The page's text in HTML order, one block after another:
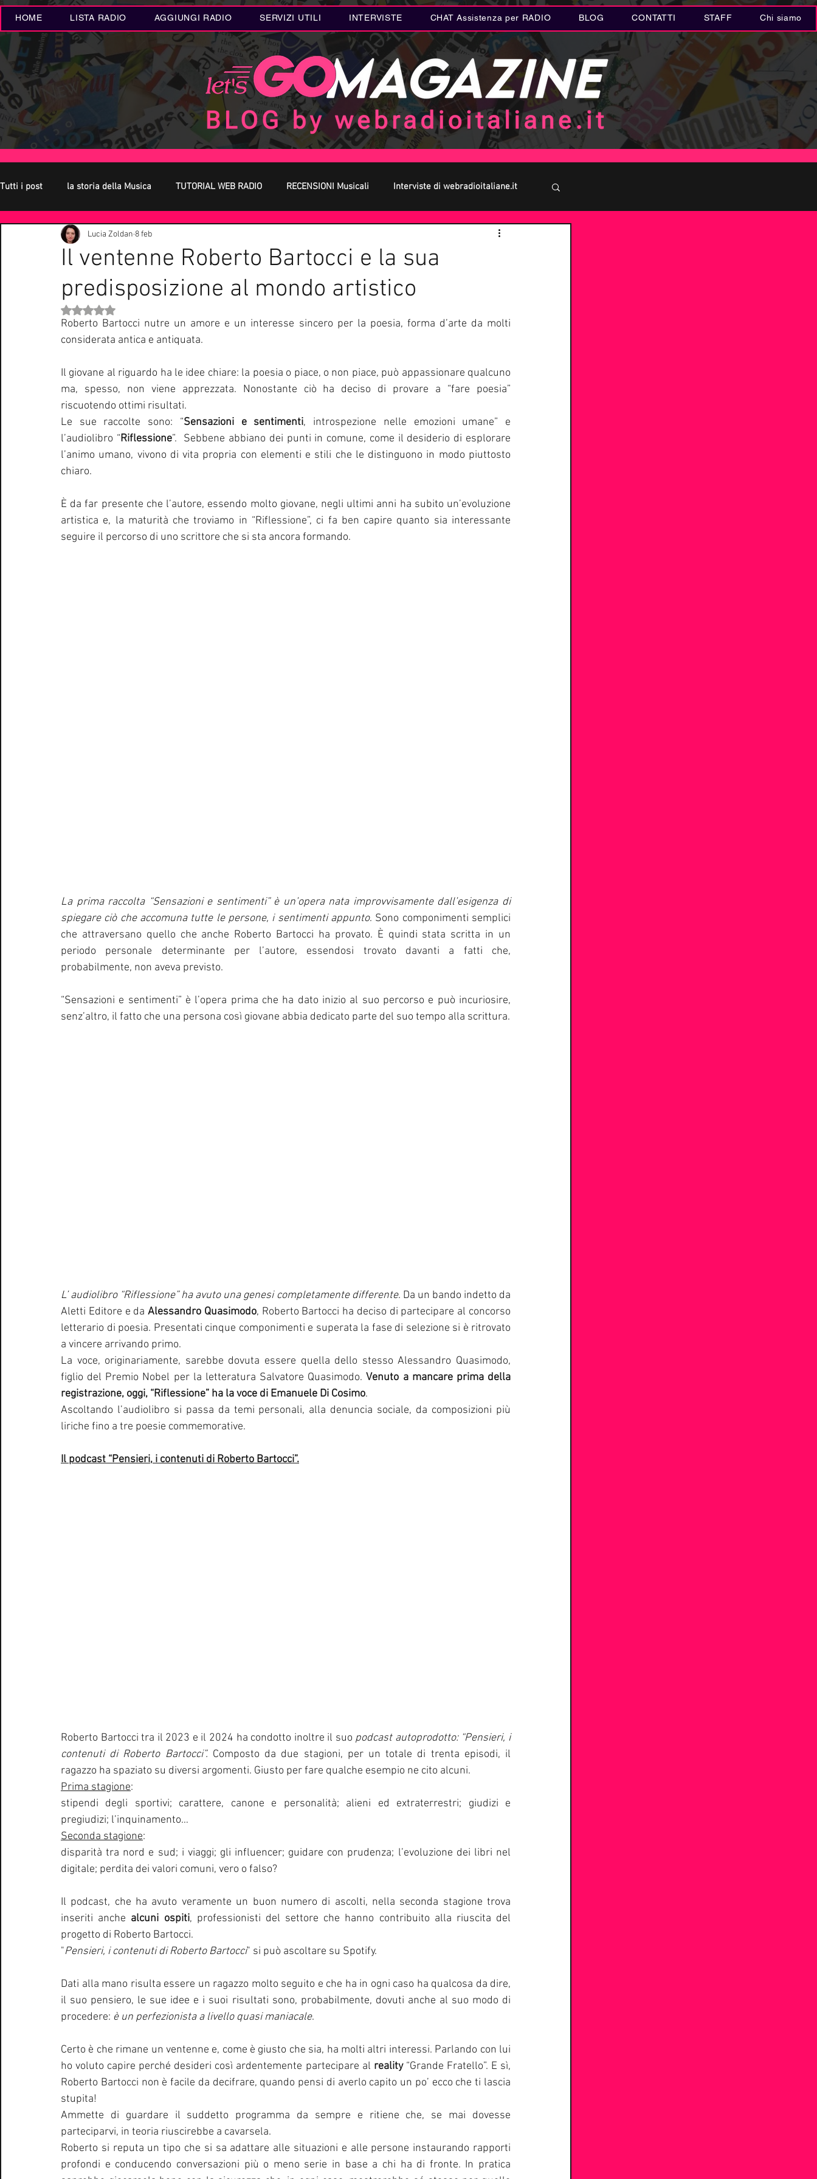
HOME LISTA RADIO AGGIUNGI RADIO SERVIZI UTILI INTERVISTE CHAT Assistenza per RADIO BLOG CONTATTI STAFF Chi siamo
Tutti i post la storia della Musica TUTORIAL WEB RADIO RECENSIONI Musicali Interviste di webradioitaliane.it
Oroscopo Concerti Live Letteratura
Curiosità Radio Novità RADIO Playlist Festival di Sanremo Arte REPORT
EUROVISION SONG CONTEST Donne Riflessioni in MUSICA
Notizie Musica Life Coaching Intervista alla RADIO Anniversari Sanremo
Il ventenne Roberto Bartocci e la sua
predisposizione al mondo artistico
Lucia Zoldan 8 feb
Valutazione NaN stelle su 5.
Roberto Bartocci nutre un amore e un interesse sincero per la poesia, forma d’arte da molti
considerata antica e antiquata.
Il giovane al riguardo ha le idee chiare: la poesia o piace, o non piace, può appassionare qualcuno
ma, spesso, non viene apprezzata. Nonostante ciò ha deciso di provare a “fare poesia”
riscuotendo ottimi risultati.
Le sue raccolte sono: “Sensazioni e sentimenti, introspezione nelle emozioni umane” e
l’audiolibro “Riflessione”.  Sebbene abbiano dei punti in comune, come il desiderio di esplorare
l’animo umano, vivono di vita propria con elementi e stili che le distinguono in modo piuttosto
chiaro.
È da far presente che l’autore, essendo molto giovane, negli ultimi anni ha subito un’evoluzione
artistica e, la maturità che troviamo in “Riflessione”, ci fa ben capire quanto sia interessante
seguire il percorso di uno scrittore che si sta ancora formando.
La prima raccolta “Sensazioni e sentimenti” è un’opera nata improvvisamente dall’esigenza di
spiegare ciò che accomuna tutte le persone, i sentimenti appunto. Sono componimenti semplici
che attraversano quello che anche Roberto Bartocci ha provato. È quindi stata scritta in un
periodo personale determinante per l’autore, essendosi trovato davanti a fatti che,
probabilmente, non aveva previsto.
“Sensazioni e sentimenti” è l’opera prima che ha dato inizio al suo percorso e può incuriosire,
senz’altro, il fatto che una persona così giovane abbia dedicato parte del suo tempo alla scrittura.
L’ audiolibro “Riflessione” ha avuto una genesi completamente differente. Da un bando indetto da
Aletti Editore e da Alessandro Quasimodo, Roberto Bartocci ha deciso di partecipare al concorso
letterario di poesia. Presentati cinque componimenti e superata la fase di selezione si è ritrovato
a vincere arrivando primo.
La voce, originariamente, sarebbe dovuta essere quella dello stesso Alessandro Quasimodo,
figlio del Premio Nobel per la letteratura Salvatore Quasimodo. Venuto a mancare prima della
registrazione, oggi, “Riflessione” ha la voce di Emanuele Di Cosimo.
Ascoltando l’audiolibro si passa da temi personali, alla denuncia sociale, da composizioni più
liriche fino a tre poesie commemorative.
Il podcast “Pensieri, i contenuti di Roberto Bartocci”.
Roberto Bartocci tra il 2023 e il 2024 ha condotto inoltre il suo podcast autoprodotto: “Pensieri, i
contenuti di Roberto Bartocci”. Composto da due stagioni, per un totale di trenta episodi, il
ragazzo ha spaziato su diversi argomenti. Giusto per fare qualche esempio ne cito alcuni.
Prima stagione:
stipendi degli sportivi; carattere, canone e personalità; alieni ed extraterrestri; giudizi e
pregiudizi; l’inquinamento…
Seconda stagione:
disparità tra nord e sud; i viaggi; gli influencer; guidare con prudenza; l’evoluzione dei libri nel
digitale; perdita dei valori comuni, vero o falso?
Il podcast, che ha avuto veramente un buon numero di ascolti, nella seconda stagione trova
inseriti anche alcuni ospiti, professionisti del settore che hanno contribuito alla riuscita del
progetto di Roberto Bartocci.
"Pensieri, i contenuti di Roberto Bartocci" si può ascoltare su Spotify.
Dati alla mano risulta essere un ragazzo molto seguito e che ha in ogni caso ha qualcosa da dire,
il suo pensiero, le sue idee e i suoi risultati sono, probabilmente, dovuti anche al suo modo di
procedere: è un perfezionista a livello quasi maniacale.
Certo è che rimane un ventenne e, come è giusto che sia, ha molti altri interessi. Parlando con lui
ho voluto capire perché desideri così ardentemente partecipare al reality “Grande Fratello”. E sì,
Roberto Bartocci non è facile da decifrare, quando pensi di averlo capito un po’ ecco che ti lascia
stupita!
Ammette di guardare il suddetto programma da sempre e ritiene che, se mai dovesse
parteciparvi, in teoria riuscirebbe a cavarsela.
Roberto si reputa un tipo che si sa adattare alle situazioni e alle persone instaurando rapporti
profondi e conducendo conversazioni più o meno serie in base a chi ha di fronte. In pratica